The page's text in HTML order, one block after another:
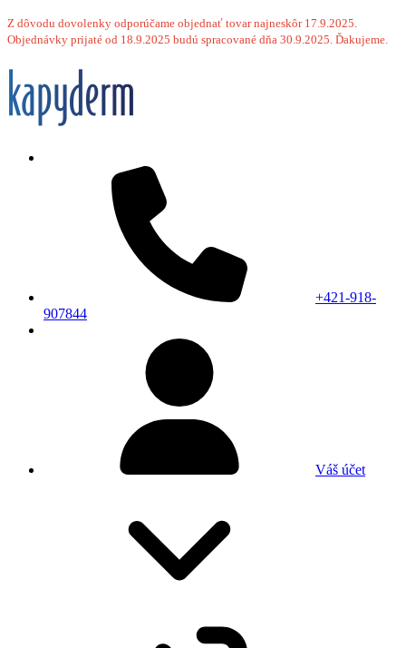
Z dôvodu dovolenky odporúčame objednať tovar najneskôr 17.9.2025.
Objednávky prijaté od 18.9.2025 budú spracované dňa 30.9.2025. Ďakujeme.
+421-918-
907844
Váš účet